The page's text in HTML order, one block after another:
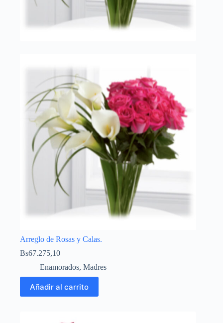
Arreglo de Rosas y Calas.
Bs67.275,10
Enamorados, Madres
Añadir al carrito